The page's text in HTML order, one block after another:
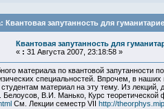
Квантовая запутанность для
Квантовая запутанность для
« : 31 Августа 2007, 23:18:58 »
материала по квантовой запутанности
специальностей. Впрочем, в наших
студентам материал на эту тему. Из
В.И. Манько, Курс теоретической
См. Лекции семестр VII
http://